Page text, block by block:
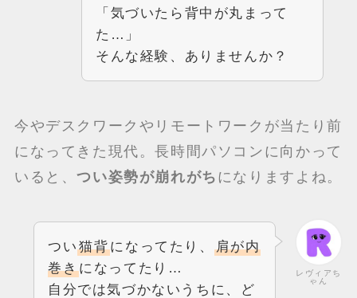
「気づいたら背中が丸まって
た…」
そんな経験、ありませんか？
今やデスクワークやリモートワークが当たり前
になってきた現代。長時間パソコンに向かって
いると、つい姿勢が崩れがち になりますよね。
レヴィアち
ゃん
つい猫背になってたり、
肩が内
巻きになってたり…
自分では気づかないうちに、ど